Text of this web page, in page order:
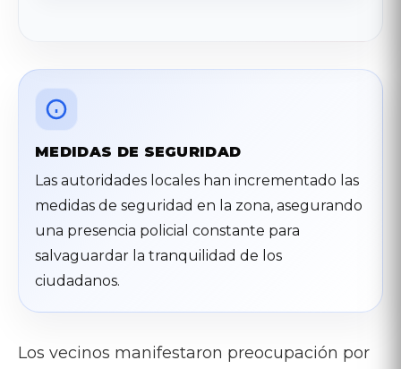
MEDIDAS DE SEGURIDAD
Las autoridades locales han incrementado las
medidas de seguridad en la zona, asegurando
una presencia policial constante para
salvaguardar la tranquilidad de los
ciudadanos.
Los vecinos manifestaron preocupación por